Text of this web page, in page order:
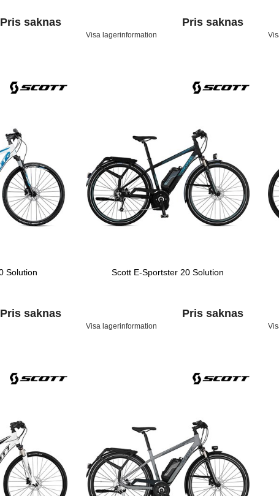
Pris saknas Pris saknas
Visa lagerinformation
Solution
Pris saknas
Scott E-Sportster 20 Solution
Pris saknas
Visa lagerinformation